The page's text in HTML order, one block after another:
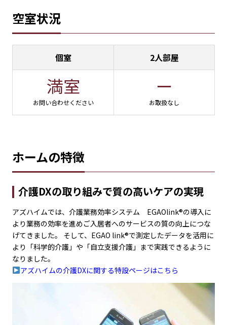
空室状況
個室 2人部屋
満室
お問い合わせください
ー
お取扱なし
ホームの特徴
介護DXの取り組みで質の高いケアの実現
アズハイムでは、介護業務効率システム EGAOlink®の導入に
より業務の効率を進めご入居者へのサービスの質の向上につな
げてきました。 そして、EGAO link®で測定したデータを活用に
より「科学的介護」や「自立支援介護」まで実践できるように
なりました。
アズハイムの介護DXに関する特設ページはこちら